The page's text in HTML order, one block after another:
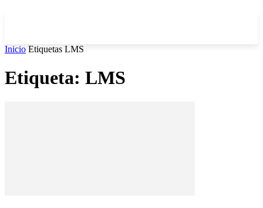
Inicio Etiquetas LMS
Etiqueta: LMS